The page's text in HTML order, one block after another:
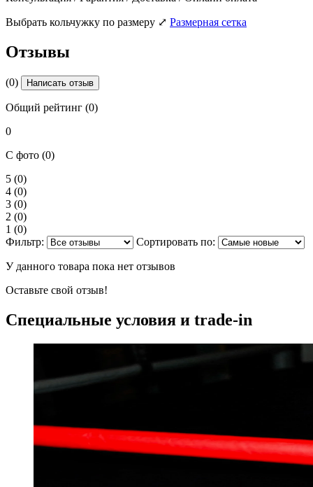
Выбрать кольчужку по размеру ⤢ Размерная сетка
Отзывы
(0) Написать отзыв
Общий рейтинг (0)
0
С фото (0)
5 (0)
4 (0)
3 (0)
2 (0)
1 (0)
Фильтр:
Сортировать по:
У данного товара пока нет отзывов
Оставьте свой отзыв!
Специальные условия и trade-in